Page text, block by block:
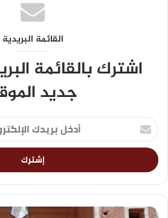
القائمة البريدية
اشترك بالقائمة
جديد